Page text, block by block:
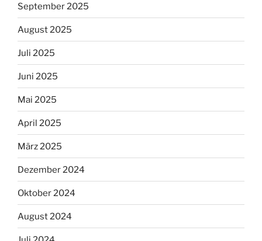
September 2025
August 2025
Juli 2025
Juni 2025
Mai 2025
April 2025
März 2025
Dezember 2024
Oktober 2024
August 2024